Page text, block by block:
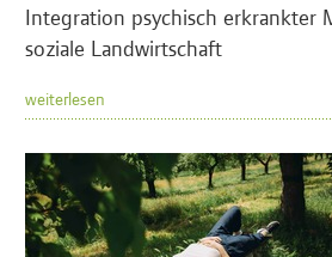
Integration psychisch erkrankter
soziale Landwirtschaft
weiterlesen